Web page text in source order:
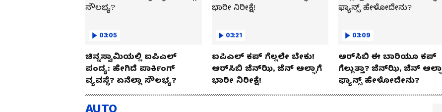
03:05
ಚಿನ್ನಸ್ವಾಮಿಯಲ್ಲಿ ಐಪಿಎಲ್‌
ಪಂದ್ಯ: ಹೇಗಿದೆ ಪಾರ್ಕಿಂಗ್
ವ್ಯವಸ್ಥೆ? ಏನೆಲ್ಲಾ ಸೌಲಭ್ಯ?
03:21
ಐಪಿಎಲ್ ಕಪ್‌ ಗೆಲ್ಲಲೇ ಬೇಕು!
ಆರ್‌ಸಿಬಿ ಜೆನ್‌ಝಿ, ಜೆನ್‌ ಆಲ್ಫಾಗೆ
ಭಾರೀ ನಿರೀಕ್ಷೆ!
03:09
ಆರ್‌ಸಿಬಿ ಈ ಬಾರಿಯೂ ಕಪ್‌
ಗೆಲ್ಲುತ್ತಾ? ಜೆನ್‌ಝಿ, ಜೆನ್‌ ಆಲ್ಫಾ
ಫ್ಯಾನ್ಸ್ ಹೇಳೋದೇನು?
AUTO